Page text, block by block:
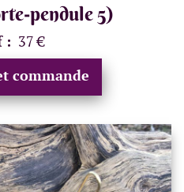
pendule 5)
: 37 €
commande